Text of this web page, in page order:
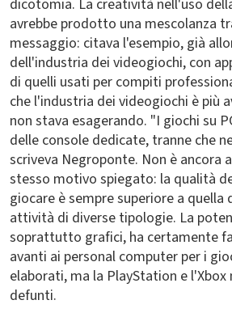
dicotomia. La creatività nell'uso
avrebbe prodotto una mescolanza
messaggio: citava l'esempio, già
dell'industria dei videogiochi, con
di quelli usati per compiti
che l'industria dei videogiochi è più
non stava esagerando. "I giochi su
delle console dedicate, tranne che
scriveva Negroponte. Non è ancora
stesso motivo spiegato: la qualità
giocare è sempre superiore a quella
attività di diverse tipologie. La
soprattutto grafici, ha certamente
avanti ai personal computer per i
elaborati, ma la PlayStation e l'Xbox
defunti.